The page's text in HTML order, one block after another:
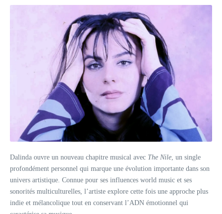
Dalinda ouvre un nouveau chapitre musical avec The Nile, un single
profondément personnel qui marque une évolution importante dans son
univers artistique. Connue pour ses influences world music et ses
sonorités multiculturelles, l’artiste explore cette fois une approche plus
indie et mélancolique tout en conservant l’ADN émotionnel qui